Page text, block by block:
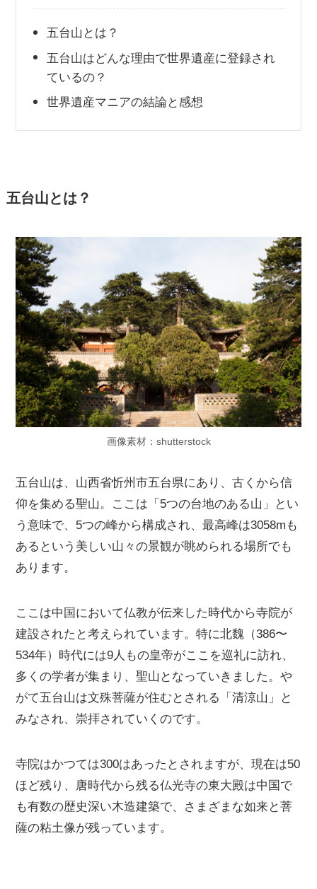
五台山とは？
五台山はどんな理由で世界遺産に登録され
ているの？
世界遺産マニアの結論と感想
五台山とは？
画像素材：shutterstock
五台山は、山西省忻州市五台県にあり、古くから信
仰を集める聖山。ここは「5つの台地のある山」とい
う意味で、5つの峰から構成され、最高峰は3058mも
あるという美しい山々の景観が眺められる場所でも
あります。
ここは中国において仏教が伝来した時代から寺院が
建設されたと考えられています。特に北魏（386〜
534年）時代には9人もの皇帝がここを巡礼に訪れ、
多くの学者が集まり、聖山となっていきました。や
がて五台山は文殊菩薩が住むとされる「清涼山」と
みなされ、崇拝されていくのです。
寺院はかつては300はあったとされますが、現在は50
ほど残り、唐時代から残る仏光寺の東大殿は中国で
も有数の歴史深い木造建築で、さまざまな如来と菩
薩の粘土像が残っています。